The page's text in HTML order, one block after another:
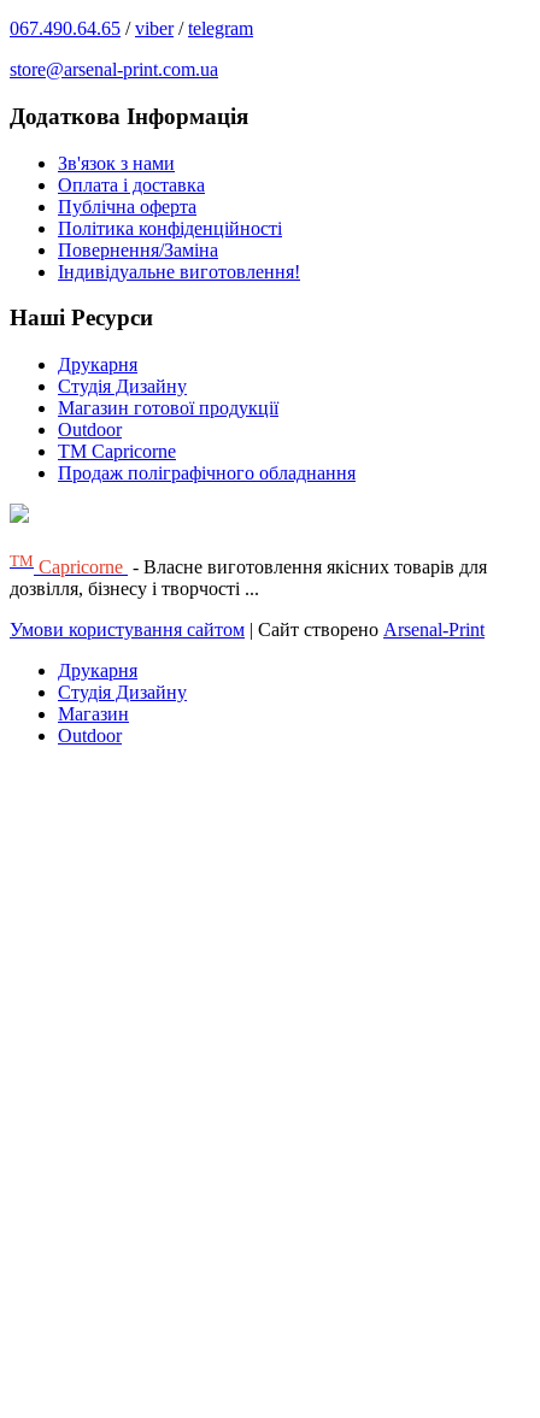
067.490.64.65 /viber/telegram
store@arsenal-print.com.ua
Додаткова Інформація
Зв'язок з нами
Оплата і доставка
Публічна оферта
Політика конфіденційності
Повернення/Заміна
Індивідуальне виготовлення!
Наші Ресурси
Друкарня
Студія Дизайну
Магазин готової продукції
Outdoor
TM Capricorne
Продаж поліграфічного обладнання
ТМ Capricorne - Власне виготовлення якісних товарів для
дозвілля, бізнесу і творчості ...
Умови користування сайтом | Сайт створено Arsenal-Print
Друкарня
Студія Дизайну
Магазин
Outdoor